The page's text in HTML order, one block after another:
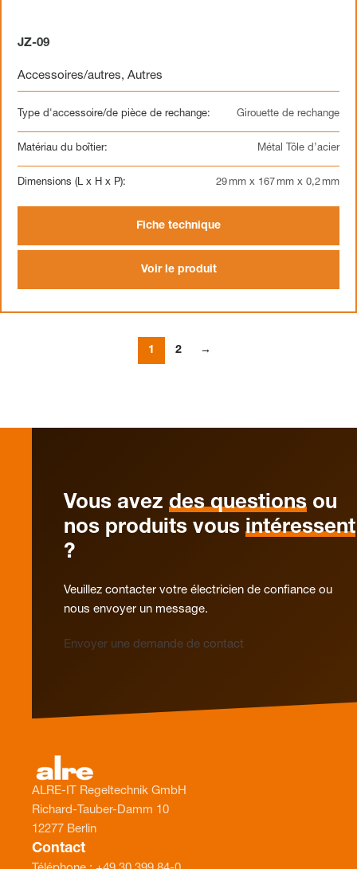
JZ-09
Accessoires/autres, Autres
Type d'accessoire/de pièce de rechange: Girouette de rechange
Matériau du boîtier: Métal Tôle d’acier
Dimensions (L x H x P): 29 mm x 167 mm x 0,2 mm
Fiche technique
Voir le produit
1 2 →
Vous avez des questions ou
nos produits vous intéressent
?
Veuillez contacter votre électricien de confiance ou
nous envoyer un message.
Envoyer une demande de contact
ALRE-IT Regeltechnik GmbH
Richard-Tauber-Damm 10
12277 Berlin
Contact